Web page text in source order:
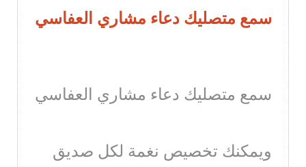
سمع متصليك دعاء مشاري العفاسي
سمع متصليك دعاء مشاري العفاسي
ويمكنك تخصيص نغمة لكل صديق